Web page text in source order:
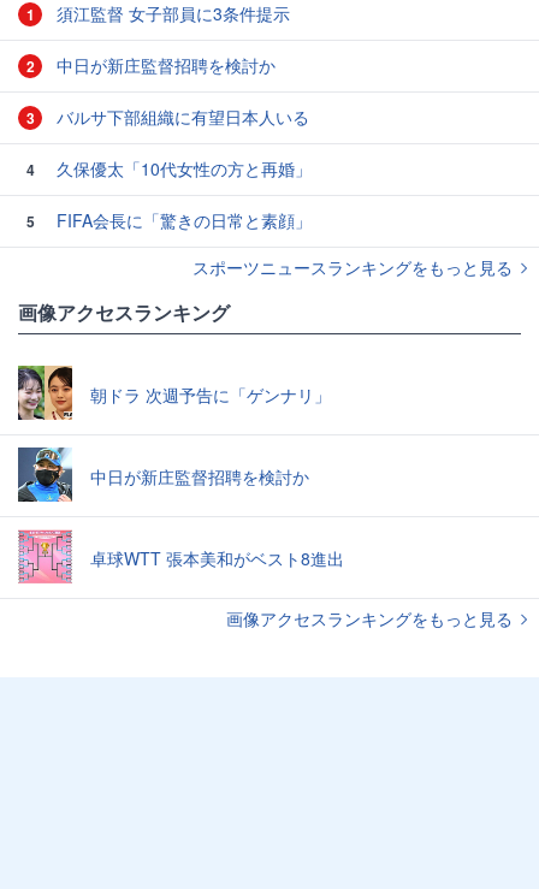
1 須江監督 女子部員に3条件提示
2 中日が新庄監督招聘を検討か
3 バルサ下部組織に有望日本人いる
4 久保優太「10代女性の方と再婚」
5
FIFA会長に「驚きの日常と素顔」
スポーツニュースランキングをもっと見る
画像アクセスランキング
朝ドラ 次週予告に「ゲンナリ」
中日が新庄監督招聘を検討か
卓球WTT 張本美和がベスト8進出
画像アクセスランキングをもっと見る